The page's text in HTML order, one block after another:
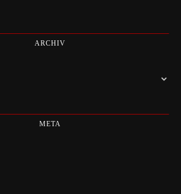
ARCHIV
META